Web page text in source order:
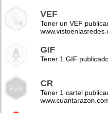
VEF
Tener un VEF
GIF
Tener 1 GIF
CR
Tener 1 cartel